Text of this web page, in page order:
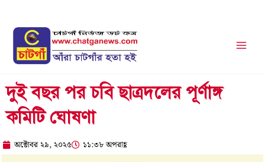
content
দুই বছর পর চবি ছাত্রদলের পূর্ণাঙ্গ
কমিটি ঘোষণা
অক্টোবর ২৯, ২০২৫ ১১:৩৮ অপরাহ্ণ